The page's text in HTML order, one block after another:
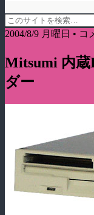
2004/8/9 月曜日 • コ
Mitsumi 内
ダー